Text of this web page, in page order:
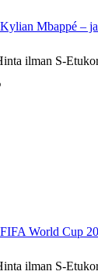
Mbappé –
ilman S-
World Cup
ilman S-